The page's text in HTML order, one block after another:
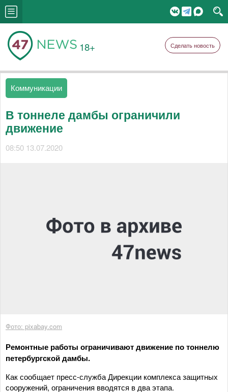
18+ Сделать новость
Коммуникации
В тоннеле дамбы ограничили
движение
08:50 13.07.2020
Фото: pixabay.com
Ремонтные работы ограничивают движение по тоннелю
петербургской дамбы.
Как сообщает пресс-служба Дирекции комплекса защитных
сооружений, ограничения вводятся в два этапа.